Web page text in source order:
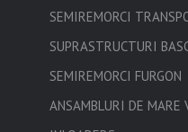
SEMIREMORCI
SUPRASTRUCTURI
SEMIREMORCI FURGON
ANSAMBLURI DE MARE